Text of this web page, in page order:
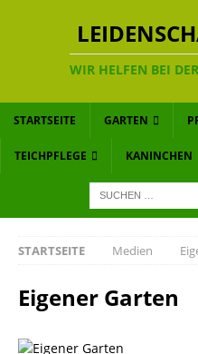
WIR HELFEN BEI
STARTSEITE GARTEN
TEICHPFLEGE KANINCHEN
STARTSEITE Medien
Eigener Garten